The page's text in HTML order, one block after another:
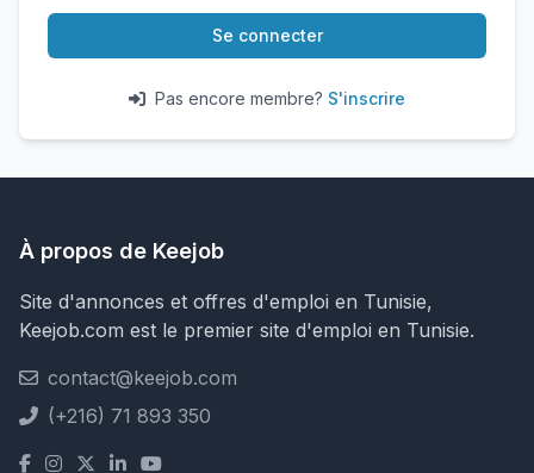
Se connecter
Pas encore membre? S'inscrire
À propos de Keejob
Site d'annonces et offres d'emploi en Tunisie,
Keejob.com est le premier site d'emploi en Tunisie.
contact@keejob.com
(+216) 71 893 350